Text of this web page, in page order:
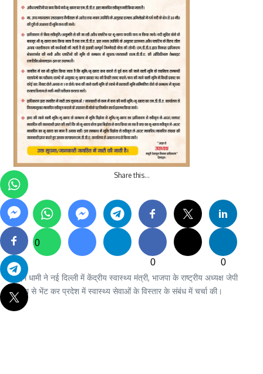
0
Share this…
0
0
सीएम धामी ने नई दिल्ली में केंद्रीय स्वास्थ्य मंत्री, भाजपा के राष्ट्रीय अध्यक्ष जेपी
नड्डा से भेंट कर प्रदेश में स्वास्थ्य सेवाओं के विस्तार के संबंध में चर्चा की।